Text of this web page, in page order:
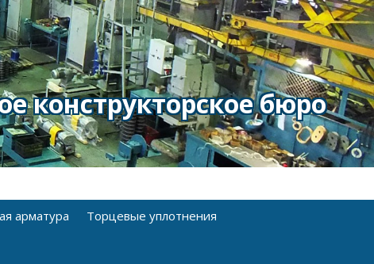
арматура
Торцевые уплотнения